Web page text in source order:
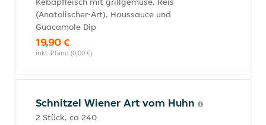
(Anatolischer-Art), Haussauce und
Guacamole Dip
19,90 €
inkl. Pfand (0,00 €)
Schnitzel Wiener Art vom Huhn
2 Stück, ca 240